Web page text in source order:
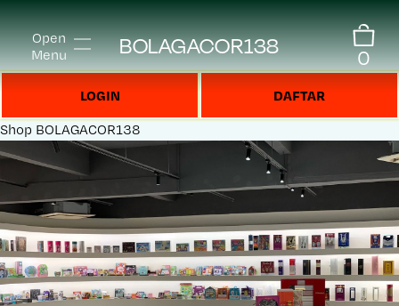
Open
Menu
BOLAGACOR138 0
LOGIN DAFTAR
Shop BOLAGACOR138